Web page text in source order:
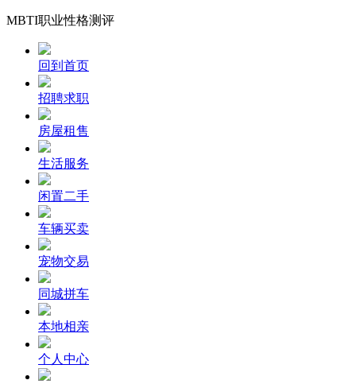
MBTI职业性格测评
回到首页
招聘求职
房屋租售
生活服务
闲置二手
车辆买卖
宠物交易
同城拼车
本地相亲
个人中心